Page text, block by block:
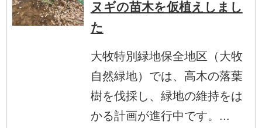
ヌギの苗木を仮植えしまし
た
大牧特別緑地保全地区（大牧
自然緑地）では、高木の落葉
樹を伐採し、緑地の維持をは
かる計画が進行中です。...